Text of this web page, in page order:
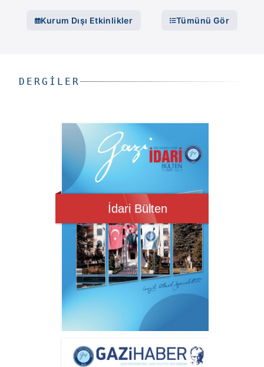
Tümünü Gör
Kurum Dışı Etkinlikler
DERGILER
Gazi Üniversitesi E-Dergi
İdari Bülten